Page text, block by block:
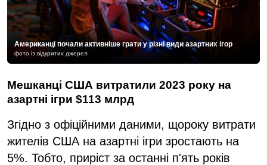
Американці почали активніше грати у різні види азартних ігор
фото із відкритих джерел
Мешканці США витратили 2023 року на
азартні ігри $113 млрд
Згідно з офіційними даними, щороку витрати
жителів США на азартні ігри зростають на
5%. Тобто, приріст за останні п'ять років